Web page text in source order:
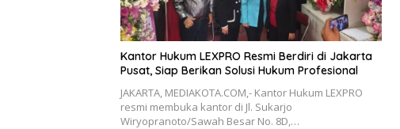
Kantor Hukum LEXPRO Resmi Berdiri di Jakarta
Pusat, Siap Berikan Solusi Hukum Profesional
JAKARTA, MEDIAKOTA.COM,- Kantor Hukum LEXPRO
resmi membuka kantor di Jl. Sukarjo
Wiryopranoto/Sawah Besar No. 8D,…